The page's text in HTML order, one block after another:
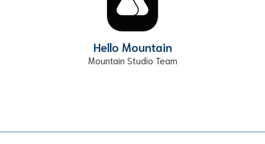
Hello Mountain
Mountain Studio Team